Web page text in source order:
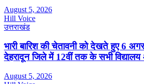
August 5, 2026
Hill Voice
उत्तराखंड
भारी बारिश की चेतावनी को देखते हुए 6
देहरादून जिले में 12वीं तक के सभी
August 5, 2026